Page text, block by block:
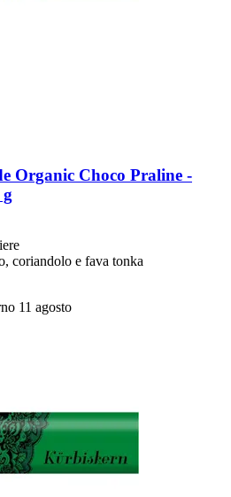
Organic Choco Praline -​
coriandolo e fava tonka
11 agosto